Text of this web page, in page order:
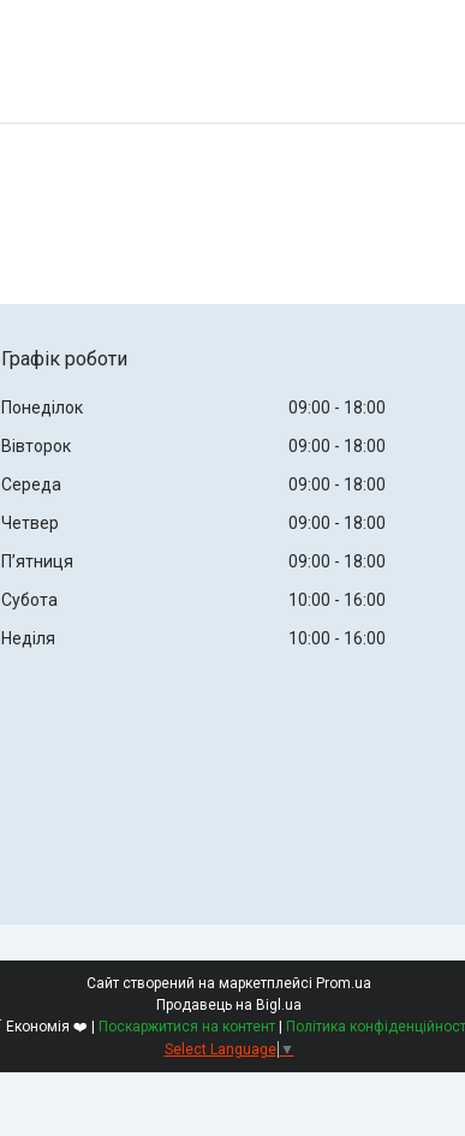
Графік роботи
Понеділок 09:00
18:00
Вівторок
09:00
18:00
Середа
09:00
18:00
Четвер
09:00
18:00
Пʼятниця
09:00
18:00
Субота
10:00
16:00
Неділя
10:00 16:00
Сайт створений на маркетплейсі Prom.ua
Продавець на Bigl.ua
🛒 Економія ❤️ | Поскаржитися на контент | Політика
Select Language ▼